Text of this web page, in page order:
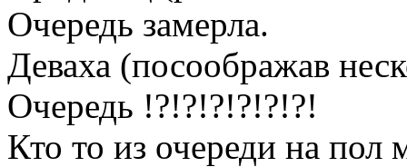
Очередь замерла.
Деваха (посоображав
Очередь !?!?!?!?!?!?!
Кто то из очереди на